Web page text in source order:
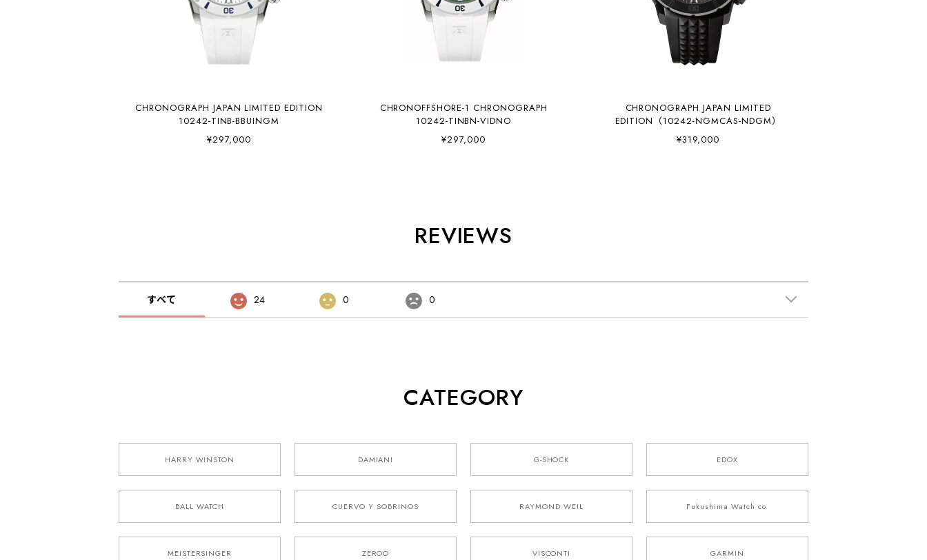
CHRONOGRAPH JAPAN LIMITED EDITION
10242-TINB-BBUINGM
¥297,000
CHRONOFFSHORE-1 CHRONOGRAPH
10242-TINBN-VIDNO
¥297,000
CHRONOGRAPH JAPAN LIMITED
EDITION（10242-NGMCAS-NDGM）
¥319,000
REVIEWS
すべて 24 0 0
CATEGORY
HARRY WINSTON DAMIANI G-SHOCK EDOX
BALL WATCH CUERVO Y SOBRINOS RAYMOND WEIL Fukushima Watch co.
MEISTERSINGER ZEROO VISCONTI GARMIN